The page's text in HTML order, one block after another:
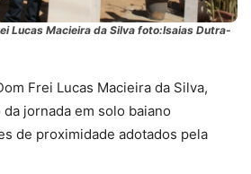
Lucas Macieira da Silva foto:Isaias Dutra-
Frei Lucas Macieira da Silva,
jornada em solo baiano
de proximidade adotados pela